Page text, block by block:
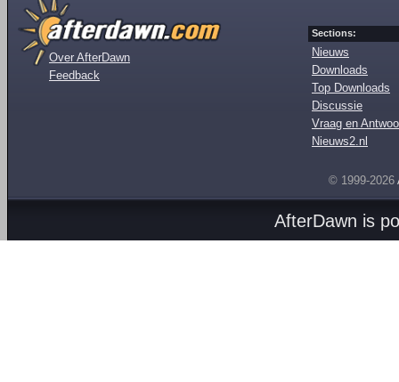
Over AfterDawn
Feedback
Sections:
Nieuws
Downloads
Top Downloads
Discussie
Vraag en
Nieuws2.nl
© 1999-2026
AfterDawn is